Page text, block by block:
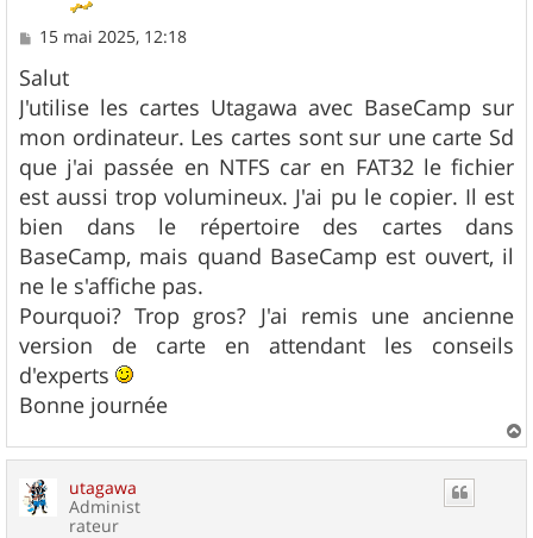
M
s
s
a
g
e
15 mai 2025, 12:18
Salut
J'utilise les cartes Utagawa avec BaseCamp sur
mon ordinateur. Les cartes sont sur une carte Sd
que j'ai passée en NTFS car en FAT32 le fichier
est aussi trop volumineux. J'ai pu le copier. Il est
bien dans le répertoire des cartes dans
BaseCamp, mais quand BaseCamp est ouvert, il
ne le s'affiche pas.
Pourquoi? Trop gros? J'ai remis une ancienne
version de carte en attendant les conseils
d'experts
Bonne journée
a
utagawa
Administ
rateur